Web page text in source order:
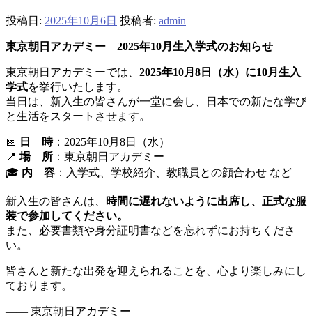
投稿日: 2025年10月6日 投稿者: admin
東京朝日アカデミー 2025年10月生入学式のお知らせ
東京朝日アカデミーでは、 2025年10月8日（水）に10月生入
学式を挙行いたします。
当日は、新入生の皆さんが一堂に会し、日本での新たな学び
と生活をスタートさせます。
📅 日 時：2025年10月8日（水）
📍 場 所 ：東京朝日アカデミー
🎓 内 容 ：入学式、学校紹介、教職員との顔合わせ など
新入生の皆さんは、
時間に遅れないように出席し、正式な服
装で参加してください。
また、必要書類や身分証明書などを忘れずにお持ちくださ
い。
皆さんと新たな出発を迎えられることを、心より楽しみにし
ております。
—— 東京朝日アカデミー